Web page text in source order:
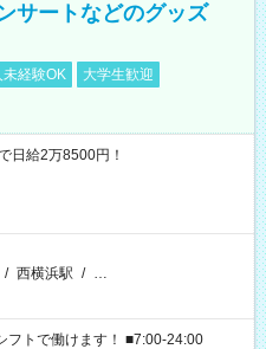
サートなどのグッズ
未経験OK
大学生歓迎
日給2万8500円！
/ 西横浜駅 / …
フトで働けます！ ■7:00-24:00